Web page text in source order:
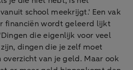
school meekrijgt.' Een vak
financiën wordt geleerd lijkt
die eigenlijk voor veel
dingen die je zelf moet
overzicht van je geld. Maar ook